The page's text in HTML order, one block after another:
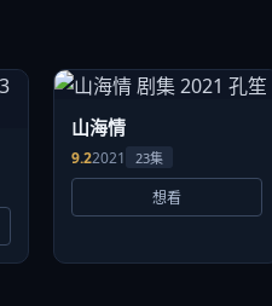
山海情
9.22021 23集
想看